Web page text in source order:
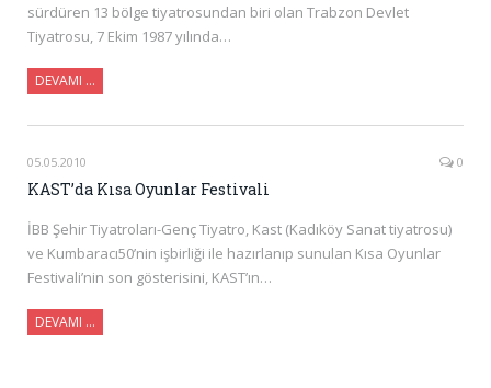
sürdüren 13 bölge tiyatrosundan biri olan Trabzon Devlet
Tiyatrosu, 7 Ekim 1987 yılında…
DEVAMI …
05.05.2010 0
KAST’da Kısa Oyunlar Festivali
İBB Şehir Tiyatroları-Genç Tiyatro, Kast (Kadıköy Sanat tiyatrosu)
ve Kumbaracı50’nin işbirliği ile hazırlanıp sunulan Kısa Oyunlar
Festivali’nin son gösterisini, KAST’ın…
DEVAMI …